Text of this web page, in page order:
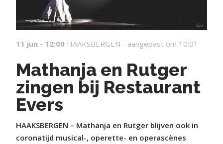
11 jun - 12:00 HAAKSBERGEN - aangepast om 10:01
Mathanja en Rutger
zingen bij Restaurant
Evers
HAAKSBERGEN – Mathanja en Rutger blijven ook in
coronatijd musical-, operette- en operascènes